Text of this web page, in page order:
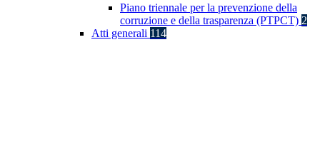
Piano triennale per la prevenzione della
corruzione e della trasparenza (PTPCT) 2
Atti generali 114